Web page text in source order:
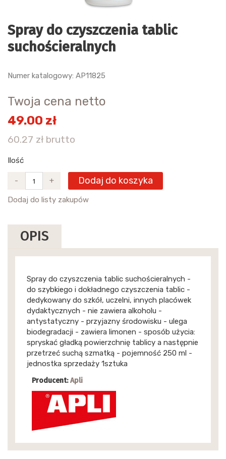
Spray do czyszczenia tablic
suchościeralnych
Numer katalogowy: AP11825
Twoja cena netto
49.00 zł
60.27 zł brutto
Ilość
- + Dodaj do koszyka
Dodaj do listy zakupów
OPIS
Spray do czyszczenia tablic suchościeralnych -
do szybkiego i dokładnego czyszczenia tablic -
dedykowany do szkół, uczelni, innych placówek
dydaktycznych - nie zawiera alkoholu -
antystatyczny - przyjazny środowisku - ulega
biodegradacji - zawiera limonen - sposób użycia:
spryskać gładką powierzchnię tablicy a następnie
przetrzeć suchą szmatką - pojemność 250 ml -
jednostka sprzedaży 1sztuka
Producent:Apli